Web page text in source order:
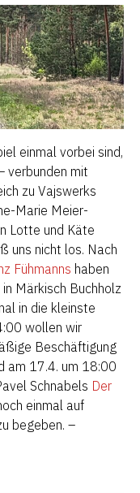
einmal vorbei sind,
verbunden mit
zu Vajswerks
Marie Meier-
Lotte und Käte
uns nicht los. Nach
Fühmanns haben
Märkisch Buchholz
in die kleinste
wollen wir
Beschäftigung
am 17.4. um 18:00
Schnabels Der
einmal auf
begeben. –